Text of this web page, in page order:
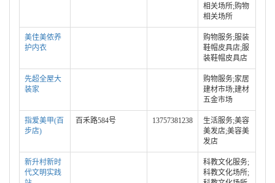
相关场所;购物
相关场所
美佳美侬养
护内衣
购物服务;服装
鞋帽皮具店;服
装鞋帽皮具店
先超全屋大
装家
购物服务;家居
建材市场;建材
五金市场
指爱美甲(百
步店)
百禾路584号 13757381238
生活服务;美容
美发店;美容美
发店
新升村新时
代文明实践
科教文化服务;
科教文化场所;